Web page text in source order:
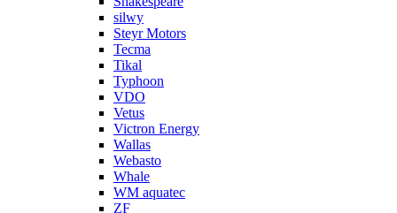
silwy
Steyr Motors
Tecma
Tikal
Typhoon
VDO
Vetus
Victron Energy
Wallas
Webasto
Whale
WM aquatec
ZF